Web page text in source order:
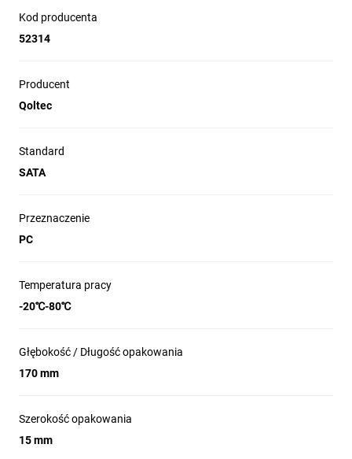
Kod producenta
52314
Producent
Qoltec
Standard
SATA
Przeznaczenie
PC
Temperatura pracy
-20℃-80℃
Głębokość / Długość opakowania
170 mm
Szerokość opakowania
15 mm